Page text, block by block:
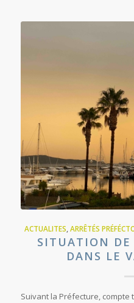
ACTUALITES ARRÊTÉS
SITUATION DE
DANS LE
Suivant la Préfecture,